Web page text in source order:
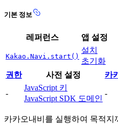
기본 정보
레퍼런스 앱 설정
Kakao.Navi.start()
설치
초기화
권한
사전 설정 카
-
JavaScript 키
JavaScript SDK 도메인
-
카카오내비를 실행하여 목적지